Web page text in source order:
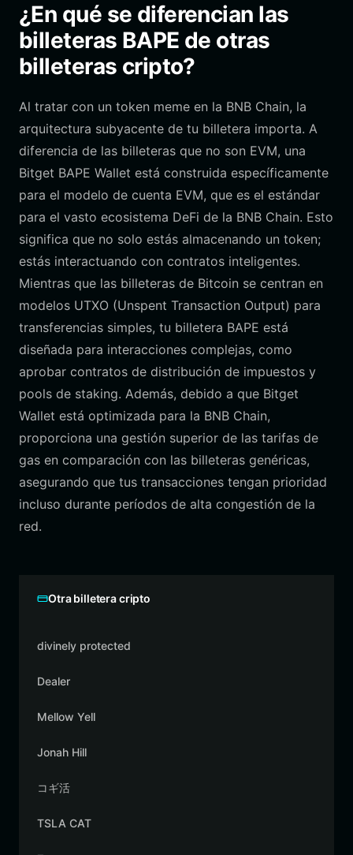
¿En qué se diferencian las
billeteras BAPE de otras
billeteras cripto?
Al tratar con un token meme en la BNB Chain, la
arquitectura subyacente de tu billetera importa. A
diferencia de las billeteras que no son EVM, una
Bitget BAPE Wallet está construida específicamente
para el modelo de cuenta EVM, que es el estándar
para el vasto ecosistema DeFi de la BNB Chain. Esto
significa que no solo estás almacenando un token;
estás interactuando con contratos inteligentes.
Mientras que las billeteras de Bitcoin se centran en
modelos UTXO (Unspent Transaction Output) para
transferencias simples, tu billetera BAPE está
diseñada para interacciones complejas, como
aprobar contratos de distribución de impuestos y
pools de staking. Además, debido a que Bitget
Wallet está optimizada para la BNB Chain,
proporciona una gestión superior de las tarifas de
gas en comparación con las billeteras genéricas,
asegurando que tus transacciones tengan prioridad
incluso durante períodos de alta congestión de la
red.
Otra billetera cripto
divinely protected
Dealer
Mellow Yell
Jonah Hill
コギ活
TSLA CAT